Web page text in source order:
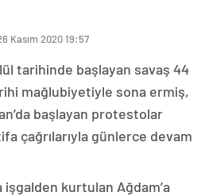
Kasım 2020 19:57
tarihinde başlayan savaş 44
mağlubiyetiyle sona ermiş,
başlayan protestolar
çağrılarıyla günlerce devam
işgalden kurtulan Ağdam’a